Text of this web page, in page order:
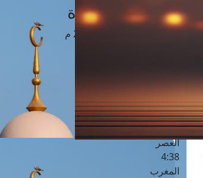
مَواقِيتُ الصَّـــلاة
القاهرة · 06 أغسطس 2026 م
الشروق
الظهر
1 : 1
العصر
4:38
المغرب